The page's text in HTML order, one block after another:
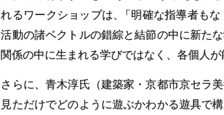
れるワークショップは、
「明確な指導者も
活動の諸ベクトルの錯綜と結節の中に新た
関係の中に生まれる学びではなく、各個人
さらに、青木淳氏（建築家・京都市京セラ
見ただけでどのように遊ぶかわかる遊具で